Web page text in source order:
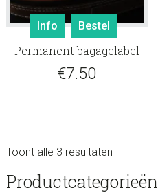
Info Bestel
Permanent bagagelabel
€7.50
Toont alle 3 resultaten
sidebar
Store
Productcategorieën